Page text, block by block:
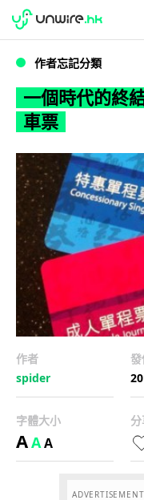
一個時代
WWDC 2026
作者忘記分類
一個時代的終
車票
作者
spider
發
字體大小
AAA
ADVERTISEMENT